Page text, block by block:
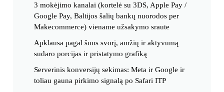
3 mokėjimo kanalai (kortelė su 3DS, Apple Pay /
Google Pay, Baltijos šalių bankų nuorodos per
Makecommerce) viename užsakymo sraute
Apklausa pagal šuns svorį, amžių ir aktyvumą
sudaro porcijas ir pristatymo grafiką
Serverinis konversijų sekimas: Meta ir Google ir
toliau gauna pirkimo signalą po Safari ITP